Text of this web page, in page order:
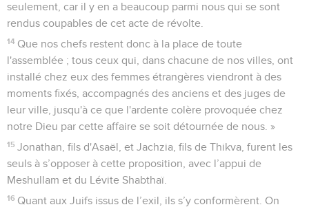
seulement, car il y en a beaucoup parmi nous qui se sont
rendus coupables de cet acte de révolte.
14 Que nos chefs restent donc à la place de toute
l'assemblée ; tous ceux qui, dans chacune de nos villes, ont
installé chez eux des femmes étrangères viendront à des
moments fixés, accompagnés des anciens et des juges de
leur ville, jusqu'à ce que l'ardente colère provoquée chez
notre Dieu par cette affaire se soit détournée de nous. »
15 Jonathan, fils d'Asaël, et Jachzia, fils de Thikva, furent les
seuls à s’opposer à cette proposition, avec l’appui de
Meshullam et du Lévite Shabthaï.
16 Quant aux Juifs issus de l’exil, ils s’y conformèrent. On